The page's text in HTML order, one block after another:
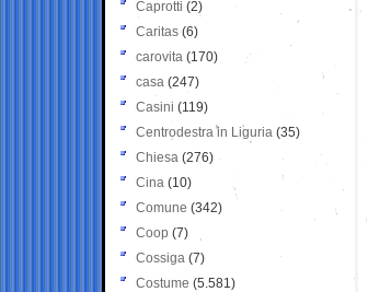
Caprotti (2)
Caritas (6)
carovita (170)
casa (247)
Casini (119)
Centrodestra in Liguria (35)
Chiesa (276)
Cina (10)
Comune (342)
Coop (7)
Cossiga (7)
Costume (5.581)